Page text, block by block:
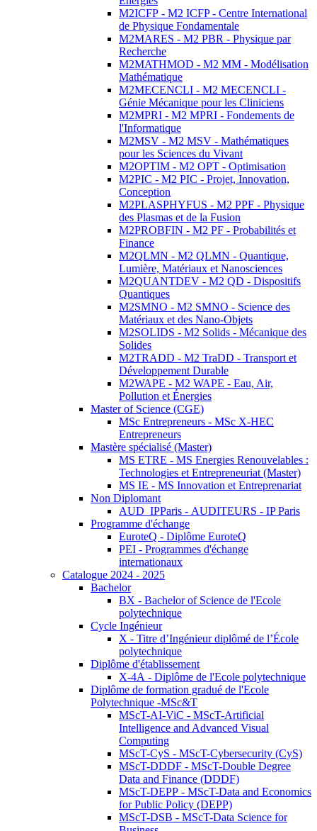
M2ICFP - M2 ICFP - Centre International
de Physique Fondamentale
M2MARES - M2 PBR - Physique par
Recherche
M2MATHMOD - M2 MM - Modélisation
Mathématique
M2MECENCLI - M2 MECENCLI -
Génie Mécanique pour les Cliniciens
M2MPRI - M2 MPRI - Fondements de
l'Informatique
M2MSV - M2 MSV - Mathématiques
pour les Sciences du Vivant
M2OPTIM - M2 OPT - Optimisation
M2PIC - M2 PIC - Projet, Innovation,
Conception
M2PLASPHYFUS - M2 PPF - Physique
des Plasmas et de la Fusion
M2PROBFIN - M2 PF - Probabilités et
Finance
M2QLMN - M2 QLMN - Quantique,
Lumière, Matériaux et Nanosciences
M2QUANTDEV - M2 QD - Dispositifs
Quantiques
M2SMNO - M2 SMNO - Science des
Matériaux et des Nano-Objets
M2SOLIDS - M2 Solids - Mécanique des
Solides
M2TRADD - M2 TraDD - Transport et
Développement Durable
M2WAPE - M2 WAPE - Eau, Air,
Pollution et Énergies
Master of Science (CGE)
MSc Entrepreneurs - MSc X-HEC
Entrepreneurs
Mastère spécialisé (Master)
MS ETRE - MS Energies Renouvelables :
Technologies et Entrepreneuriat (Master)
MS IE - MS Innovation et Entreprenariat
Non Diplomant
AUD_IPParis - AUDITEURS - IP Paris
Programme d'échange
EuroteQ - Diplôme EuroteQ
PEI - Programmes d'échange
internationaux
Catalogue 2024 - 2025
Bachelor
BX - Bachelor of Science de l'Ecole
polytechnique
Cycle Ingénieur
X - Titre d’Ingénieur diplômé de l’École
polytechnique
Diplôme d'établissement
X-4A - Diplôme de l'Ecole polytechnique
Diplôme de formation gradué de l'Ecole
Polytechnique -MSc&T
MScT-AI-ViC - MScT-Artificial
Intelligence and Advanced Visual
Computing
MScT-CyS - MScT-Cybersecurity (CyS)
MScT-DDDF - MScT-Double Degree
Data and Finance (DDDF)
MScT-DEPP - MScT-Data and Economics
for Public Policy (DEPP)
MScT-DSB - MScT-Data Science for